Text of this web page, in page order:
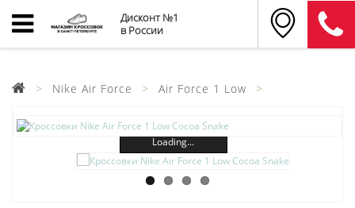
Дисконт №1
в России
Nike Air Force Air Force 1 Low
Loading...